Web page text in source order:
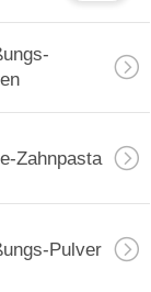
Zahnpasta
Pulver